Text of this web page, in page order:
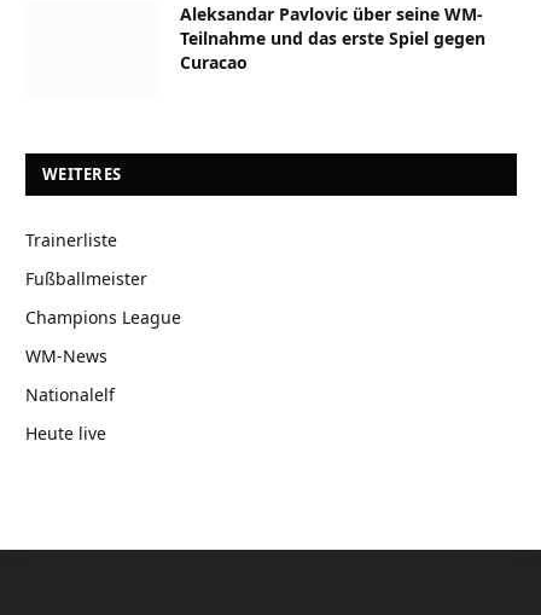
Aleksandar Pavlovic über seine WM-
Teilnahme und das erste Spiel gegen
Curacao
WEITERES
Trainerliste
Fußballmeister
Champions League
WM-News
Nationalelf
Heute live